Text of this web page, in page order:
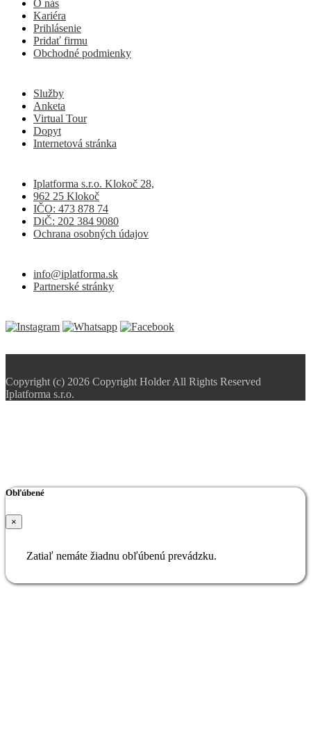
O nás
Kariéra
Prihlásenie
Pridať firmu
Obchodné podmienky
Služby
Anketa
Virtual Tour
Dopyt
Internetová stránka
Iplatforma s.r.o. Klokoč 28,
962 25 Klokoč
IČO: 473 878 74
DiČ: 202 384 9080
Ochrana osobných údajov
info@iplatforma.sk
Partnerské stránky
Copyright (c) 2026 Copyright Holder All Rights Reserved
Iplatforma s.r.o.
Obľúbené
×
Zatiaľ nemáte žiadnu obľúbenú prevádzku.